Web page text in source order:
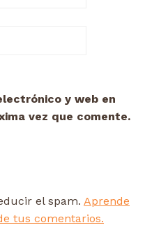
y web en
vez que comente.
el spam. Aprende
tus comentarios.